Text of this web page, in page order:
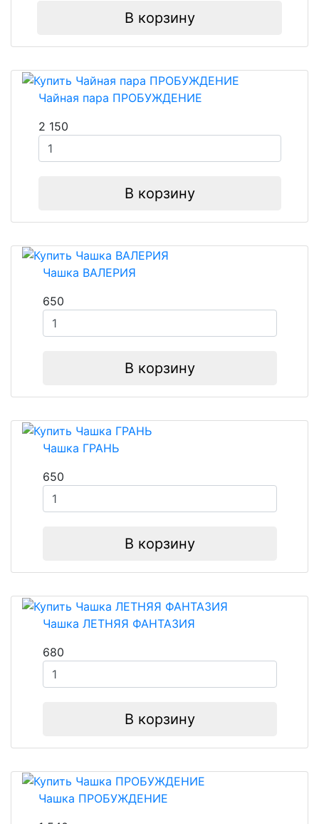
В корзину
Чайная пара ПРОБУЖДЕНИЕ
2 150
В корзину
Чашка ВАЛЕРИЯ
650
В корзину
Чашка ГРАНЬ
650
В корзину
Чашка ЛЕТНЯЯ ФАНТАЗИЯ
680
В корзину
Чашка ПРОБУЖДЕНИЕ